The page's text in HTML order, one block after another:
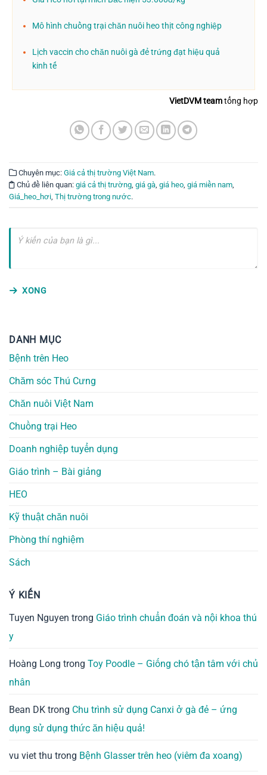
Mô hình chuồng trại chăn nuôi heo thịt công nghiệp
Lịch vaccin cho chăn nuôi gà đẻ trứng đạt hiệu quả
kinh tế
VietDVM teamtổng hợp
Chuyên mục: Giá cả thị trường Việt Nam.
Chủ đề liên quan: giá cả thị trường giá gà giá heo giá miền nam
Giá_heo_hơi Thị trường trong nước.
XONG
DANH MỤC
Bệnh trên Heo
Chăm sóc Thú Cưng
Chăn nuôi Việt Nam
Chuồng trại Heo
Doanh nghiệp tuyển dụng
Giáo trình – Bài giảng
HEO
Kỹ thuật chăn nuôi
Phòng thí nghiệm
Sách
Ý KIẾN
Tuyen Nguyen trong Giáo trình chuẩn đoán và nội khoa thú
y
Hoàng Long trong Toy Poodle – Giống chó tận tâm với chủ
nhân
Bean DK trong Chu trình sử dụng Canxi ở gà đẻ – ứng
dụng sử dụng thức ăn hiệu quả!
vu viet thu trong Bệnh Glasser trên heo (viêm đa xoang)